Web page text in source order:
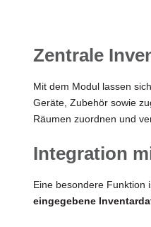
Zentrale
Mit dem Modul lassen
Geräte, Zubehör sowie
Räumen zuordnen und
Integration
Eine besondere Funktion
eingegebene